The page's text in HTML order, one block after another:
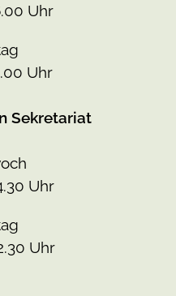
Uhr
Uhr
Sekretariat
Uhr
Uhr